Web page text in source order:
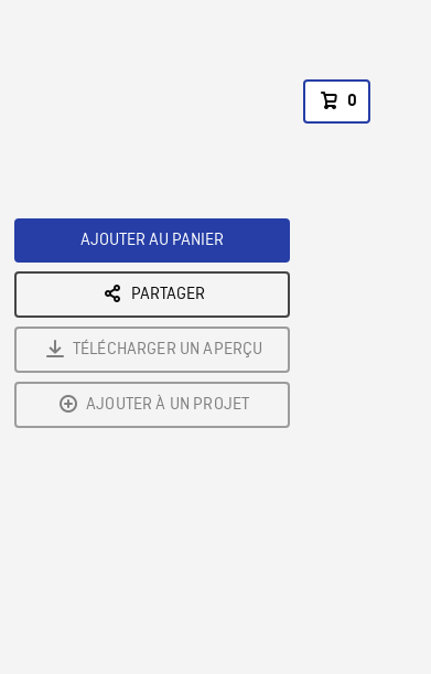
0
AJOUTER AU PANIER
PARTAGER
TÉLÉCHARGER UN APERÇU
AJOUTER À UN PROJET